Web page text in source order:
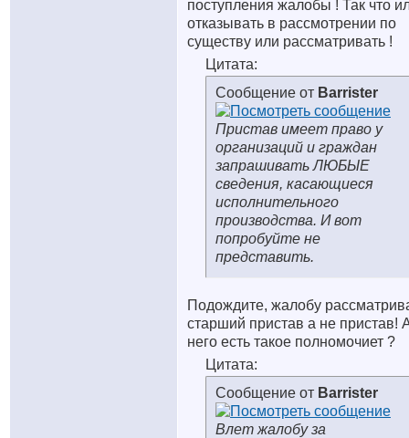
поступления жалобы ! Так что
отказывать в рассмотрении по
существу или рассматривать !
Цитата:
Сообщение от Barrister
Пристав имеет право у
организаций и граждан
запрашивать ЛЮБЫЕ
сведения, касающиеся
исполнительного
производства. И вот
попробуйте не
представить.
Подождите, жалобу
старший пристав а не пристав!
него есть такое полномочиет ?
Цитата:
Сообщение от Barrister
Влет жалобу за